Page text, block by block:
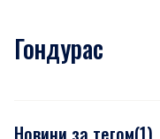
Гондурас
Новини за тегом(1)